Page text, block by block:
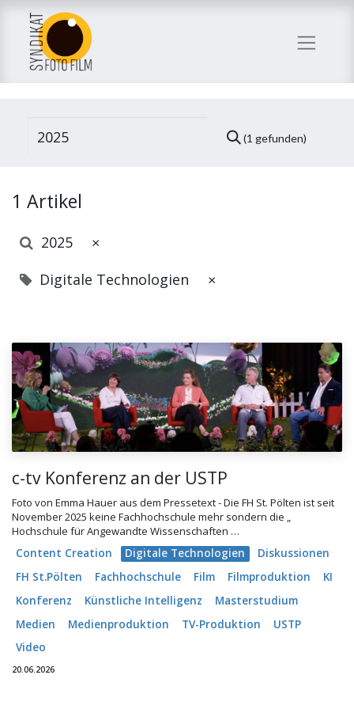
(1 gefunden)
1 Artikel
2025 ×
Digitale Technologien ×
c-tv Konferenz an der USTP
Foto von Emma Hauer aus dem Pressetext - Die FH St. Pölten ist seit
November 2025 keine Fachhochschule mehr sondern die „
Hochschule für Angewandte Wissenschaften …
Content Creation
Digitale Technologien
Diskussionen
FH St.Pölten
Fachhochschule Film Filmproduktion
KI
Konferenz
Künstliche Intelligenz
Masterstudium
Medien
Medienproduktion TV-Produktion
USTP
Video
20.06.2026